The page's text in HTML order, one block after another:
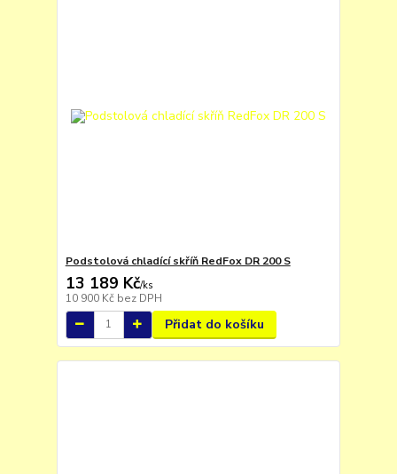
Podstolová chladící skříň RedFox DR 200 S
13 189 Kč/ks
10 900 Kč bez DPH
Přidat do košíku